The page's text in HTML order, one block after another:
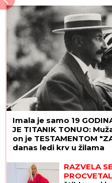
veridbi:
dečka JJ"
Imala je samo 19
JE TITANIK TONUO:
on je TESTAMENTOM
danas ledi krv u žilama
RAZVELA